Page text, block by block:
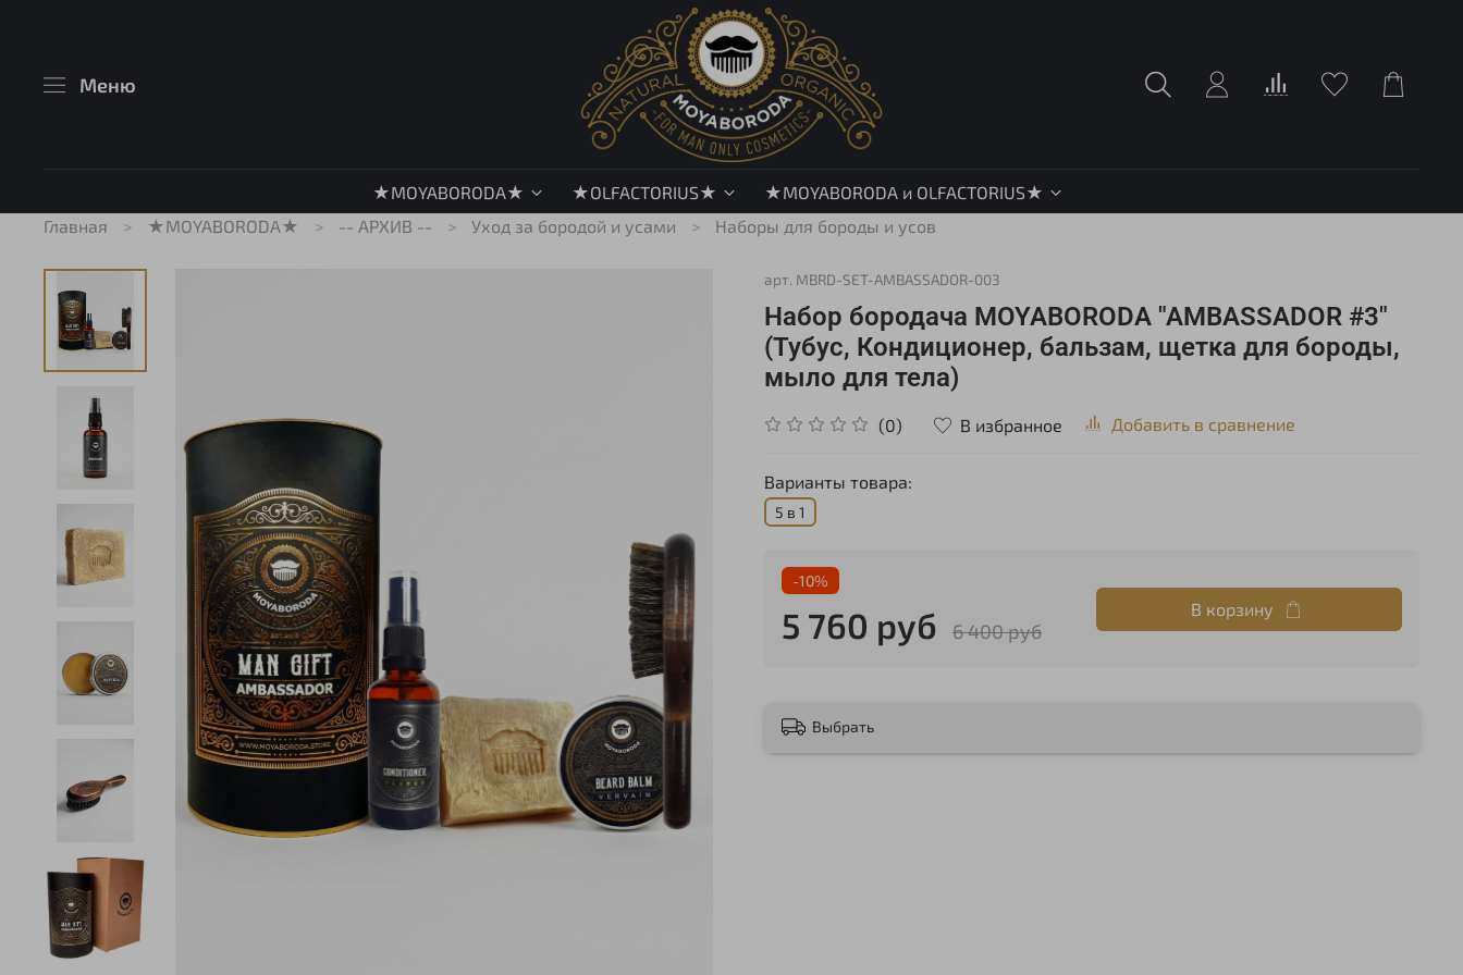
Меню
★MOYABORODA★ ★OLFACTORIUS★
★MOYABORODA и OLFACTORIUS★
Главная
★MOYABORODA★ -- АРХИВ -- Уход за бородой и усами Наборы для бороды и усов
арт. MBRD-SET-AMBASSADOR-003
Набор бородача MOYABORODA "AMBASSADOR #3"
(Тубус, Кондиционер, бальзам, щетка для бороды,
мыло для тела)
(0) В избранное Добавить в сравнение
Варианты товара:
5 в 1
-10%
5 760 руб 6 400 руб
В корзину
Выбрать